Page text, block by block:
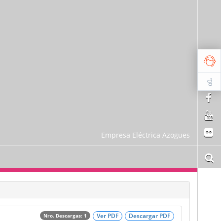
Empresa Eléctrica Azogues
Descargar PDF
Ver PDF
Nro. Descargas: 1